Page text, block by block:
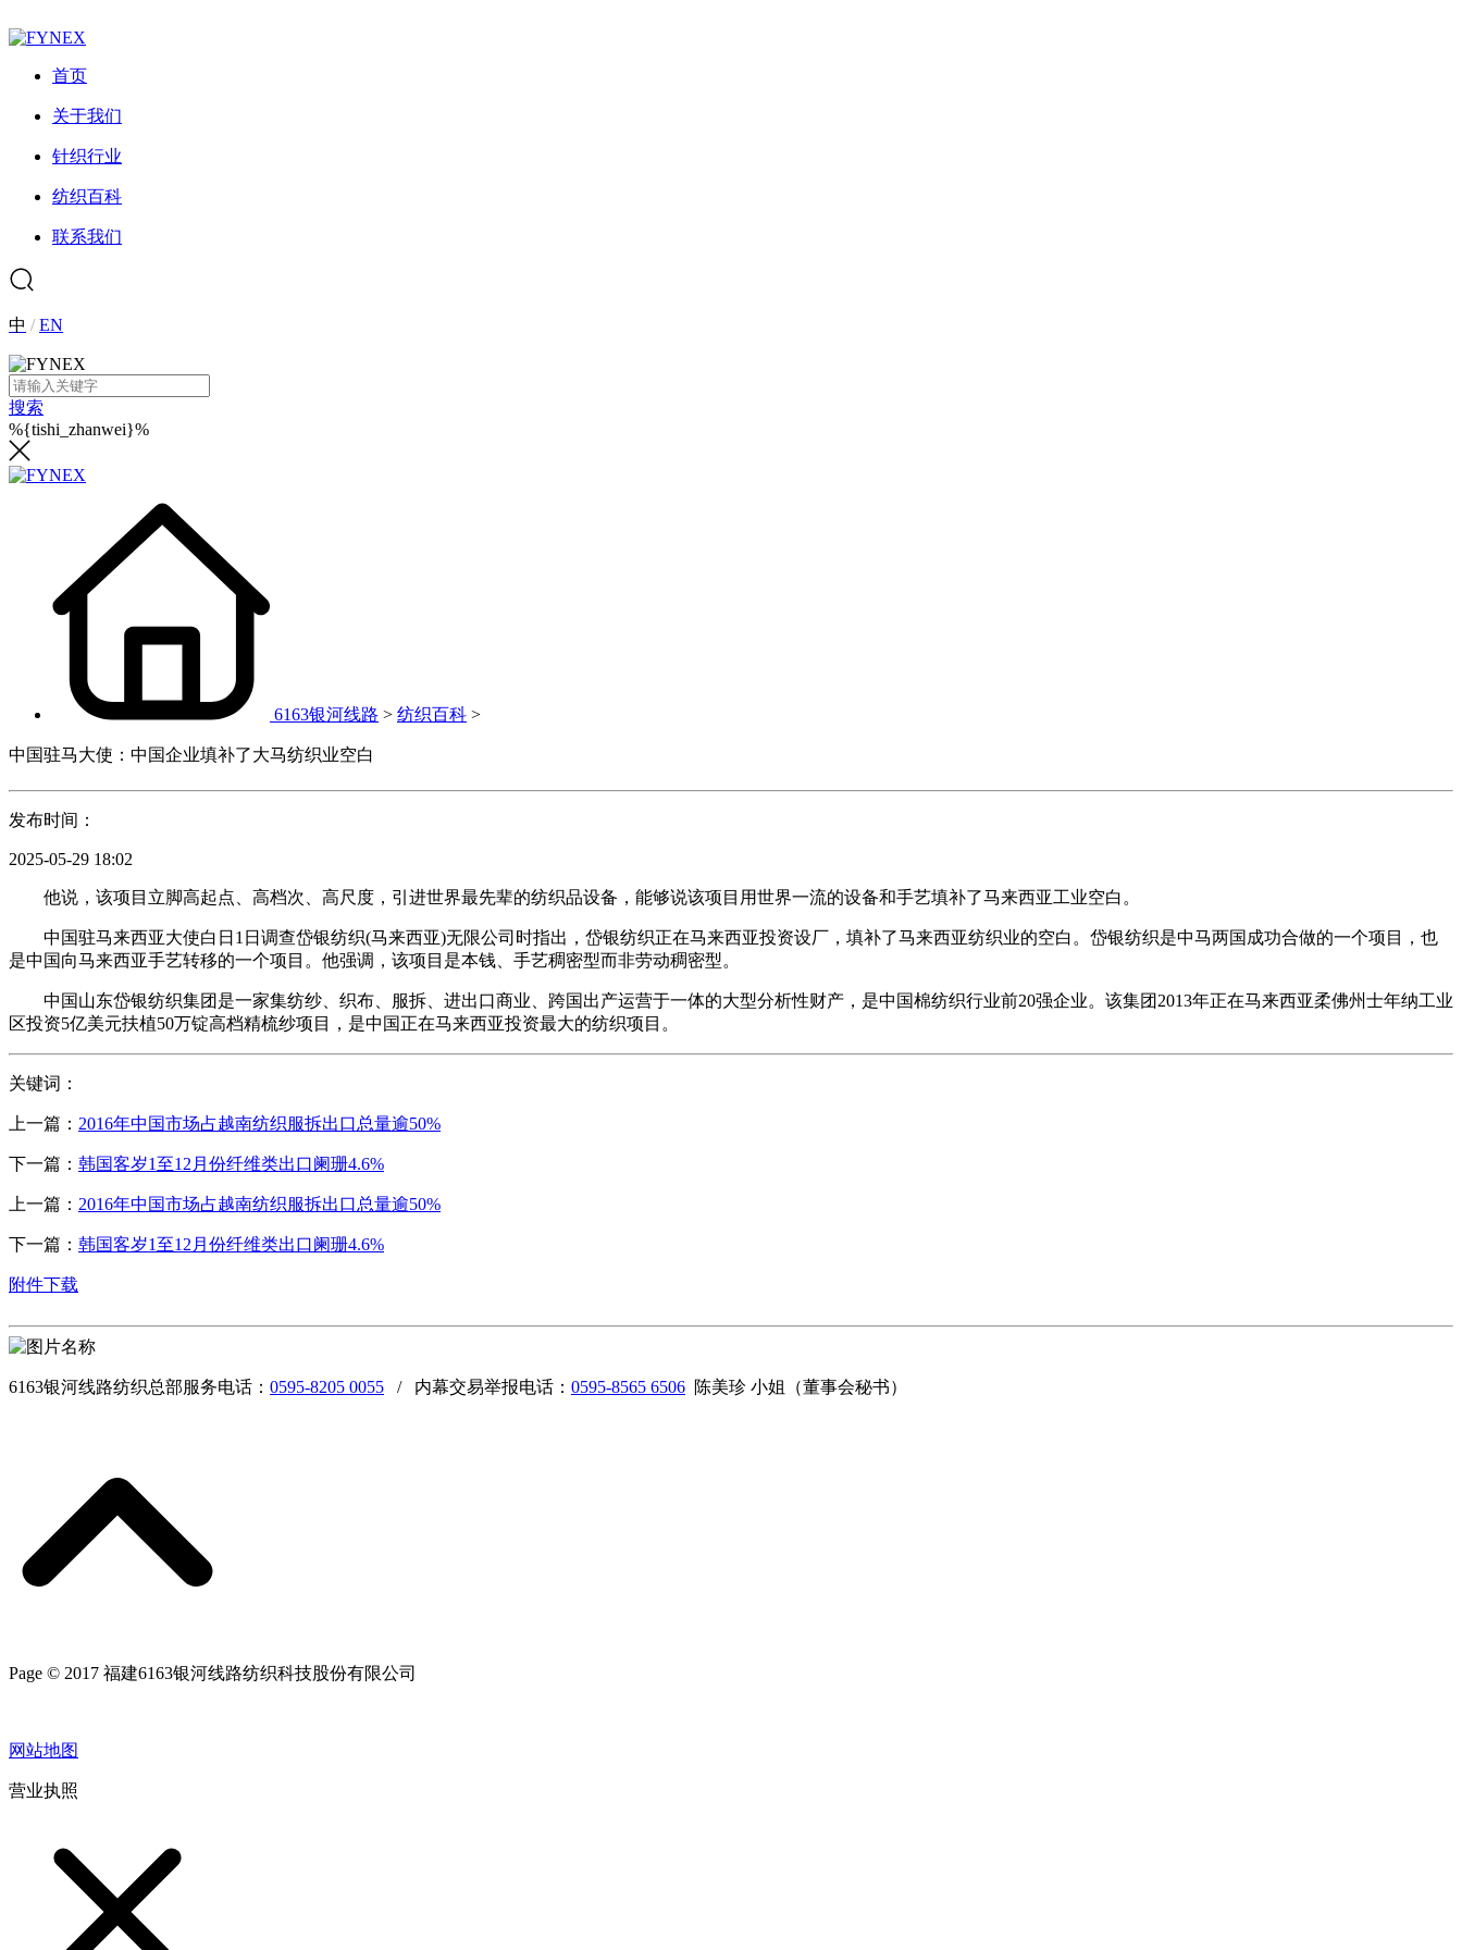
首页
关于我们
针织行业
纺织百科
联系我们
中 /EN
搜索
%{tishi_zhanwei}%
6163银河线路 > 纺织百科 >
中国驻马大使：中国企业填补了大马纺织业空白
发布时间：
2025-05-29 18:02
他说，该项目立脚高起点、高档次、高尺度，引进世界最先辈的纺织品设备，能够说该项目用世界一流的设备和手艺填补了马来西亚工业空白。
中国驻马来西亚大使白日1日调查岱银纺织(马来西亚)无限公司时指出，岱银纺织正在马来西亚投资设厂，填补了马来西亚纺织业的空白。岱银纺织是中马两国成功合做的一个项目，也
是中国向马来西亚手艺转移的一个项目。他强调，该项目是本钱、手艺稠密型而非劳动稠密型。
中国山东岱银纺织集团是一家集纺纱、织布、服拆、进出口商业、跨国出产运营于一体的大型分析性财产，是中国棉纺织行业前20强企业。该集团2013年正在马来西亚柔佛州士年纳工业
区投资5亿美元扶植50万锭高档精梳纱项目，是中国正在马来西亚投资最大的纺织项目。
关键词：
上一篇： 2016年中国市场占越南纺织服拆出口总量逾50%
下一篇： 韩国客岁1至12月份纤维类出口阑珊4.6%
上一篇： 2016年中国市场占越南纺织服拆出口总量逾50%
下一篇： 韩国客岁1至12月份纤维类出口阑珊4.6%
附件下载
6163银河线路纺织总部服务电话： 0595-8205 0055 / 内幕交易举报电话： 0595-8565 6506 陈美珍 小姐（董事会秘书）
Page © 2017 福建6163银河线路纺织科技股份有限公司
网站地图
营业执照